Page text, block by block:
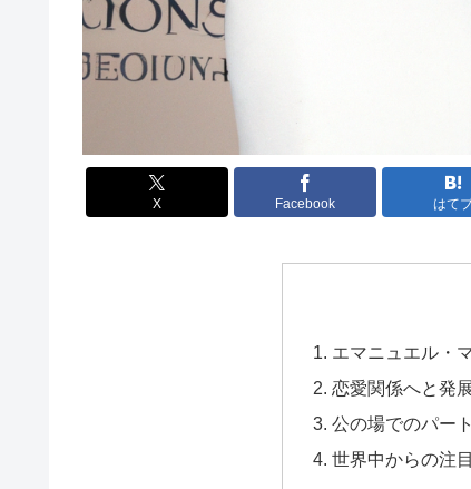
X Facebook はて
エマニュエル・
恋愛関係へと発
公の場でのパー
世界中からの注目